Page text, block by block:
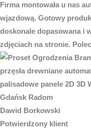
Firma montowała u nas
wjazdową. Gotowy
doskonale dopasowana i
zdjęciach na stronie.
Dawid Borkowski
Potwierdzony klient